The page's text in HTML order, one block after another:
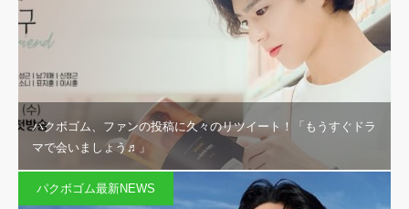
パクボゴム、ファンの投稿に久々のリツイート！「もうすぐドラ
マで会いましょう♬」
パクボゴム最新NEWS